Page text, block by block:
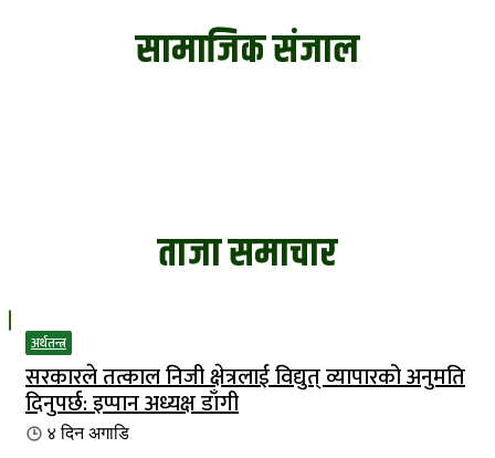
सामाजिक संजाल
ताजा समाचार
अर्थतन्त्र
सरकारले तत्काल निजी क्षेत्रलाई विद्युत् व्यापारको अनुमति
दिनुपर्छ: इप्पान अध्यक्ष डाँगी
४ दिनअगाडि